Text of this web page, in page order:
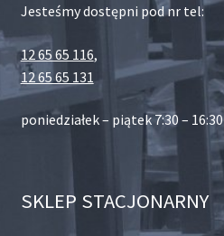
Jesteśmy dostępni pod nr tel:
12 65 65 116,
12 65 65 131
poniedziałek – piątek 7:30 – 16:30
SKLEP STACJONARNY